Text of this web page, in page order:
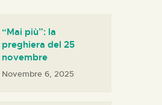
“Mai più”: la
preghiera del 25
novembre
Novembre 6, 2025